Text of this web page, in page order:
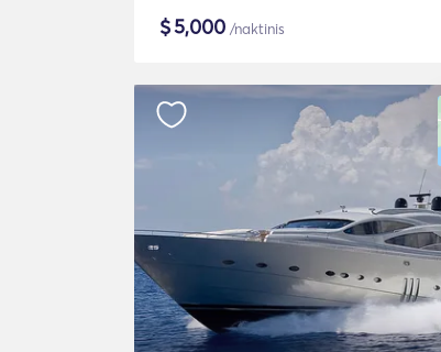
$5,000 /naktinis